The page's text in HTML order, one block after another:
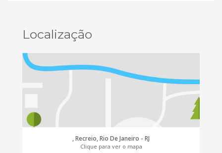
Localização
, Recreio, Rio De Janeiro - RJ
Clique para ver o mapa